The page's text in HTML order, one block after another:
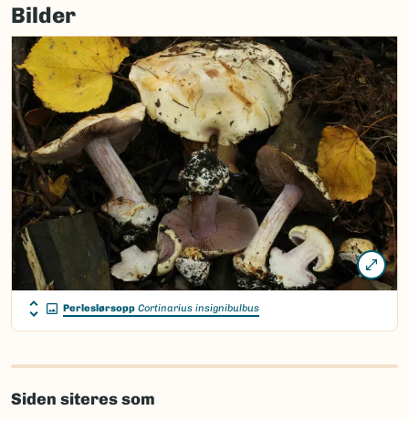
Bilder
Perleslørsopp Cortinarius insignibulbus
Siden siteres som